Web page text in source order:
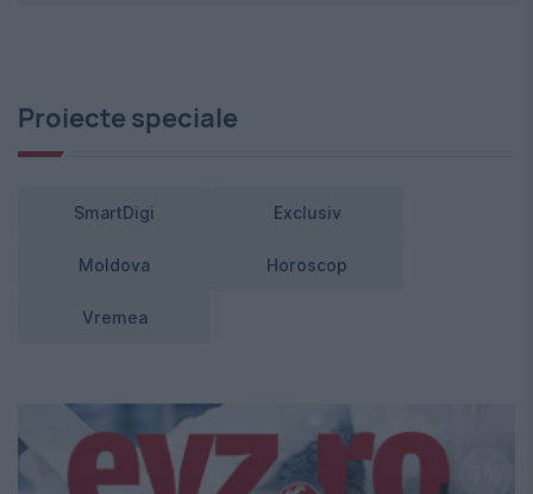
Proiecte speciale
SmartDigi Exclusiv
Moldova Horoscop
Vremea